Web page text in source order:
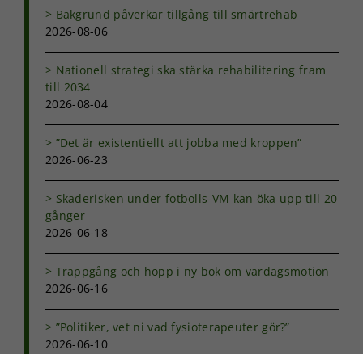
Bakgrund påverkar tillgång till smärtrehab
2026-08-06
Nationell strategi ska stärka rehabilitering fram
till 2034
2026-08-04
”Det är existentiellt att jobba med kroppen”
2026-06-23
Skaderisken under fotbolls-VM kan öka upp till 20
gånger
2026-06-18
Trappgång och hopp i ny bok om vardagsmotion
2026-06-16
”Politiker, vet ni vad fysioterapeuter gör?”
2026-06-10